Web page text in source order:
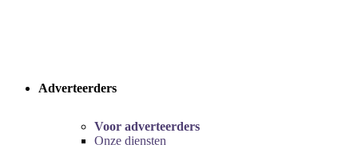
Adverteerders
Voor adverteerders
Onze diensten